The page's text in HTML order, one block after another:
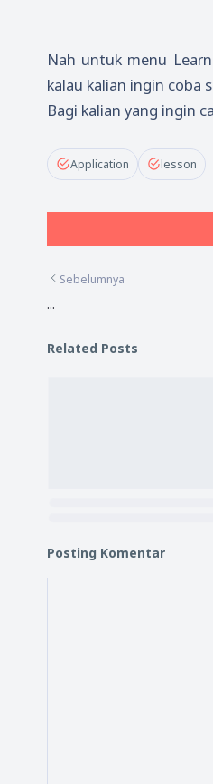
Nah untuk menu
kalau kalian ingin coba
Bagi kalian yang ingin
Application lesson
Sebelumnya
...
Related Posts
Posting Komentar